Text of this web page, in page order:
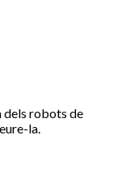
dels robots de
la.